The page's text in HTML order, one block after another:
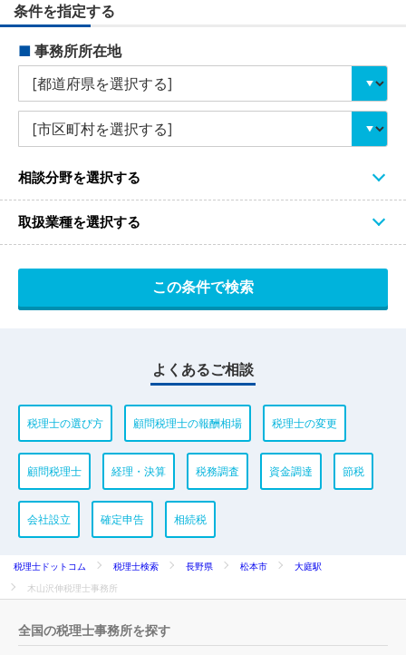
条件を指定する
■ 事務所所在地
相談分野を選択する
取扱業種を選択する
よくあるご相談
税理士の選び方 顧問税理士の報酬相場 税理士の変更
顧問税理士 経理・決算 税務調査 資金調達 節税
会社設立 確定申告 相続税
税理士ドットコム 税理士検索 長野県 松本市
大庭駅
木山沢伸税理士事務所
全国の税理士事務所を探す